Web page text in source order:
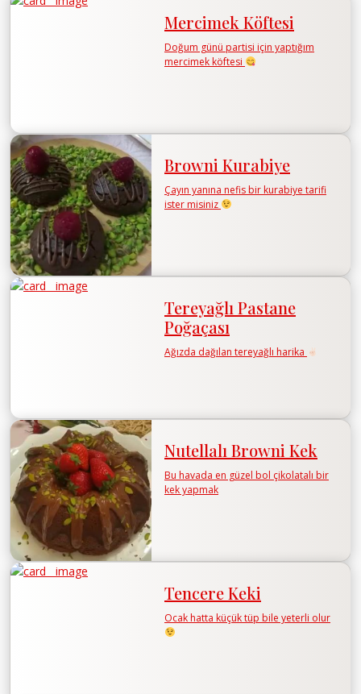
Mercimek Köftesi
Doğum günü partisi için yaptığım
mercimek köftesi
Browni Kurabiye
Çayın yanına nefis bir kurabiye tarifi
ister misiniz
Tereyağlı Pastane
Poğaçası
Ağızda dağılan tereyağlı harika
Nutellalı Browni Kek
Bu havada en güzel bol çikolatalı bir
kek yapmak
Tencere Keki
Ocak hatta küçük tüp bile yeterli olur